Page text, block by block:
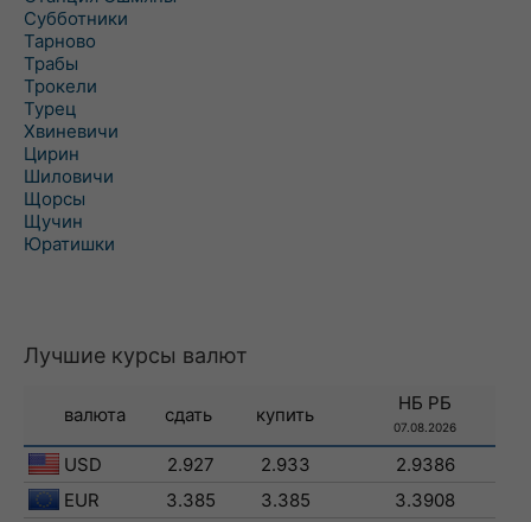
Субботники
Тарново
Трабы
Трокели
Турец
Хвиневичи
Цирин
Шиловичи
Щорсы
Щучин
Юратишки
Лучшие курсы валют
валюта сдать купить
НБ РБ
07.08.2026
USD 2.927 2.933
2.9386
EUR
3.385 3.385
3.3908